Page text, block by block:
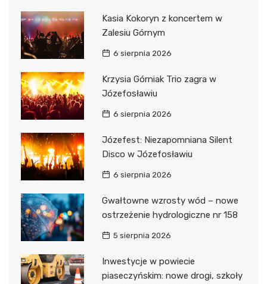
Kasia Kokoryn z koncertem w
Zalesiu Górnym
6 sierpnia 2026
Krzysia Górniak Trio zagra w
Józefosławiu
6 sierpnia 2026
Józefest: Niezapomniana Silent
Disco w Józefosławiu
6 sierpnia 2026
Gwałtowne wzrosty wód – nowe
ostrzeżenie hydrologiczne nr 158
5 sierpnia 2026
Inwestycje w powiecie
piaseczyńskim: nowe drogi, szkoły